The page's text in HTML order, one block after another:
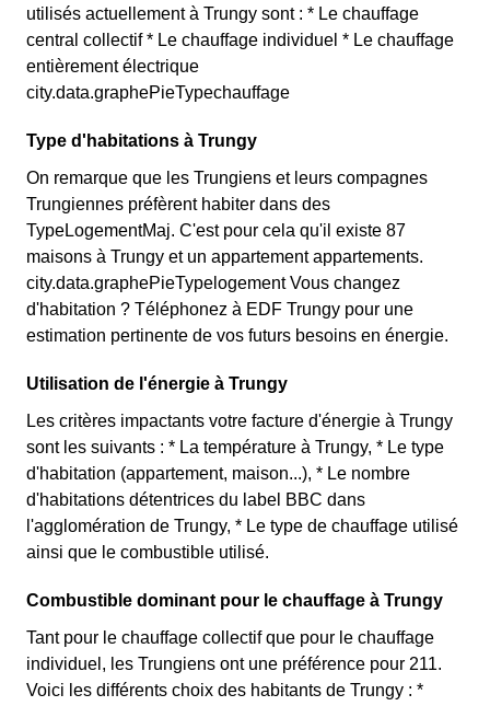
utilisés actuellement à Trungy sont : * Le chauffage
central collectif * Le chauffage individuel * Le chauffage
entièrement électrique
city.data.graphePieTypechauffage
Type d'habitations à Trungy
On remarque que les Trungiens et leurs compagnes
Trungiennes préfèrent habiter dans des
TypeLogementMaj. C'est pour cela qu'il existe 87
maisons à Trungy et un appartement appartements.
city.data.graphePieTypelogement Vous changez
d'habitation ? Téléphonez à EDF Trungy pour une
estimation pertinente de vos futurs besoins en énergie.
Utilisation de l'énergie à Trungy
Les critères impactants votre facture d'énergie à Trungy
sont les suivants : * La température à Trungy, * Le type
d'habitation (appartement, maison...), * Le nombre
d'habitations détentrices du label BBC dans
l'agglomération de Trungy, * Le type de chauffage utilisé
ainsi que le combustible utilisé.
Combustible dominant pour le chauffage à Trungy
Tant pour le chauffage collectif que pour le chauffage
individuel, les Trungiens ont une préférence pour 211.
Voici les différents choix des habitants de Trungy : *